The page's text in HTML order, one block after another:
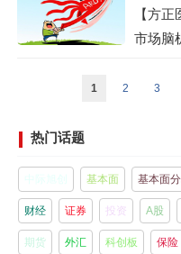
都已
【方
市场脑
册、
orp研
1 2 3
热门话题
中际旭创 基本面 基本面
财经 证券 投资 A股
期货 外汇 科创板 保险